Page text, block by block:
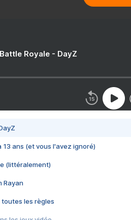
Royale - DayZ
13 ans (et vous l'avez ignoré)
(littéralement)
Rayan
toutes les règles